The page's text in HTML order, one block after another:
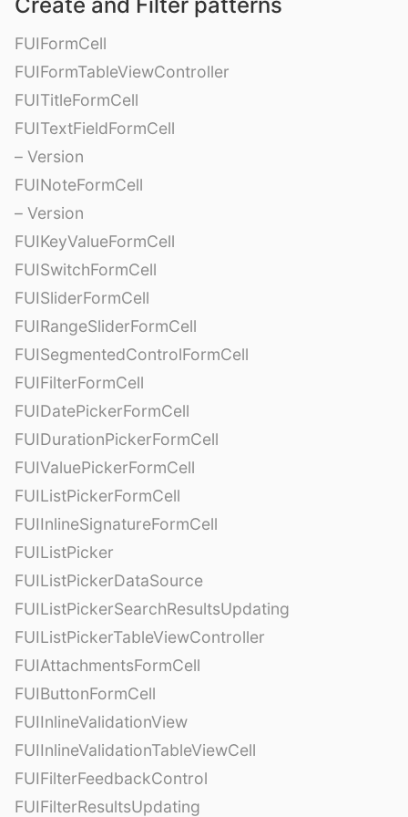
FUIFormCell
FUIFormTableViewController
FUITitleFormCell
FUITextFieldFormCell
– Version
FUINoteFormCell
– Version
FUIKeyValueFormCell
FUISwitchFormCell
FUISliderFormCell
FUIRangeSliderFormCell
FUISegmentedControlFormCell
FUIFilterFormCell
FUIDatePickerFormCell
FUIDurationPickerFormCell
FUIValuePickerFormCell
FUIListPickerFormCell
FUIInlineSignatureFormCell
FUIListPicker
FUIListPickerDataSource
FUIListPickerSearchResultsUpdating
FUIListPickerTableViewController
FUIAttachmentsFormCell
FUIButtonFormCell
FUIInlineValidationView
FUIInlineValidationTableViewCell
FUIFilterFeedbackControl
FUIFilterResultsUpdating